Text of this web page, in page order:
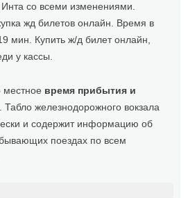
со всеми изменениями.
жд билетов онлайн. Время в
мин. Купить ж/д билет онлайн,
у кассы.
местное время прибытия и
. Табло железнодорожного вокзала
и содержит информацию об
поездах по всем